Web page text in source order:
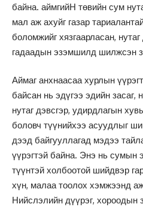
байна. аймгийН төвийн сум
мал аж ахуйг газар
боломжийг хязгаарласан,
гадаадын эзэмшилд шилжсэн
Аймаг анхнаасаа хурлын
байсан нь эдүгээ эдийн
нутаг дэвсгэр, удирдлагын
боловч түүнийхээ асуудлыг
дээд байгууллагад мэдээ
үүрэгтэй байна. Энэ нь сумын
түүнтэй холбоотой шийдвэр
хүн, малаа тоолох хэмжээнд
Нийслэлийн дүүрэг, хороодын